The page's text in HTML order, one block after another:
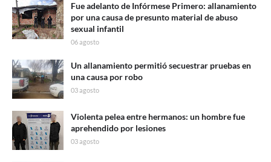
Fue adelanto de Infórmese Primero: allanamiento
por una causa de presunto material de abuso
sexual infantil
06 agosto
Un allanamiento permitió secuestrar pruebas en
una causa por robo
03 agosto
Violenta pelea entre hermanos: un hombre fue
aprehendido por lesiones
03 agosto